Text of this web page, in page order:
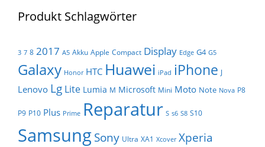
Produkt Schlagwörter
3 7 8 2017 A5 Akku Apple Compact Display Edge G4 G5
Galaxy Honor HTC Huawei iPad iPhone J
Lenovo Lg Lite Lumia M Microsoft Mini Moto Note Nova P8
P9 P10 Plus Prime Reparatur S s6 S8 S10
Samsung Sony Ultra XA1 Xcover Xperia